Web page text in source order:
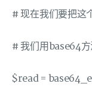
# 现在我们要把这
# 我们用base64
$read =